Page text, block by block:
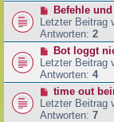
Befehle
Letzter Beitrag
Antworten: 2
Bot loggt
Letzter Beitrag
Antworten: 4
time out
Letzter Beitrag
Antworten: 7